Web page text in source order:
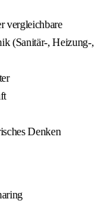
vergleichbare
(Sanitär-, Heizung-,
Denken